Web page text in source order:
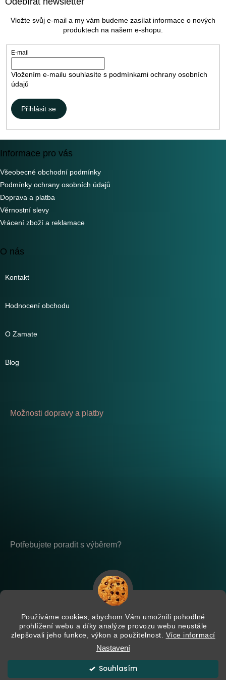
Používáme cookies, abychom Vám umožnili pohodlné
prohlížení webu a díky analýze provozu webu neustále
zlepšovali jeho funkce, výkon a použitelnost. Více informací
Nastavení
Souhlasím
Vložte svůj e-mail a my vám budeme zasílat informace o nových
produktech na našem e-shopu.
E-mail
Vložením e-mailu souhlasíte s podmínkami ochrany osobních
údajů
Přihlásit se
Informace pro vás
Všeobecné obchodní podmínky
Podmínky ochrany osobních údajů
Doprava a platba
Věrnostní slevy
Vrácení zboží a reklamace
O nás
Kontakt
Hodnocení obchodu
O Zamate
Blog
Možnosti dopravy a platby
Potřebujete poradit s výběrem?
placeholder-nemazat
Vytvořil Shoptet
Zamate. Všechna práva vyhrazena.